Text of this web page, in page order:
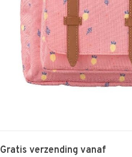
Gratis verzending vanaf